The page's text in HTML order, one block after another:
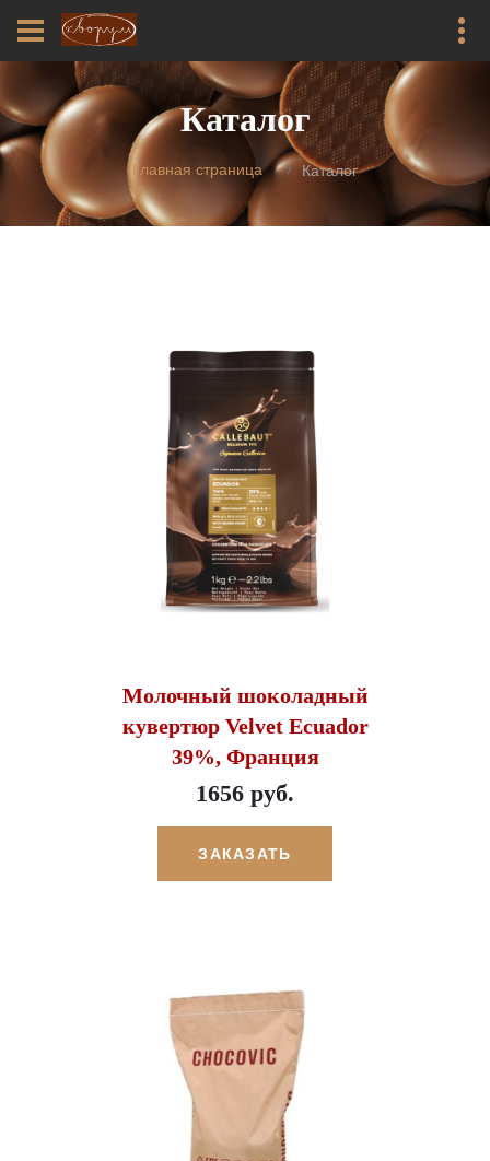
Каталог
Главная страница Каталог
Молочный шоколадный
кувертюр Velvet Ecuador
39%, Франция
1656 руб.
ЗАКАЗАТЬ